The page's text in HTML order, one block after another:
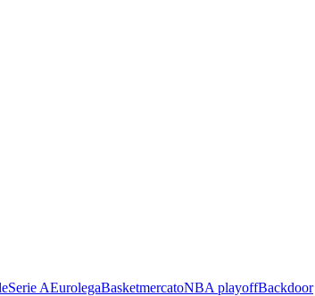
Serie AEurolegaBasketmercatoNBA playoffBackdoor